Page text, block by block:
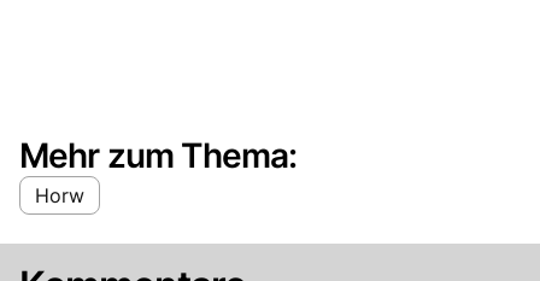
Mehr zum Thema:
Horw